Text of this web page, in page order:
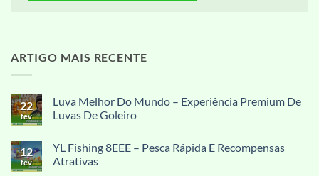
ARTIGO MAIS RECENTE
22
fev
Luva Melhor Do Mundo – Experiência Premium De
Luvas De Goleiro
em
Luva
Melhor
12
fev
YL Fishing 8EEE – Pesca Rápida E Recompensas
Atrativas